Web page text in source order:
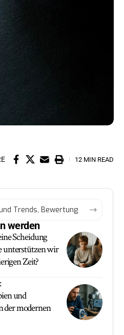
12 MIN READ
werden
Scheidung
unterstützen wir
Zeit?
und
der modernen